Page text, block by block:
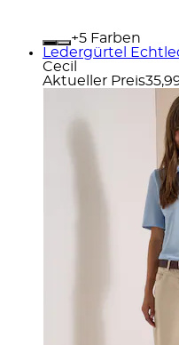
+
Farben
Ledergürtel
Cecil
Aktueller Preis